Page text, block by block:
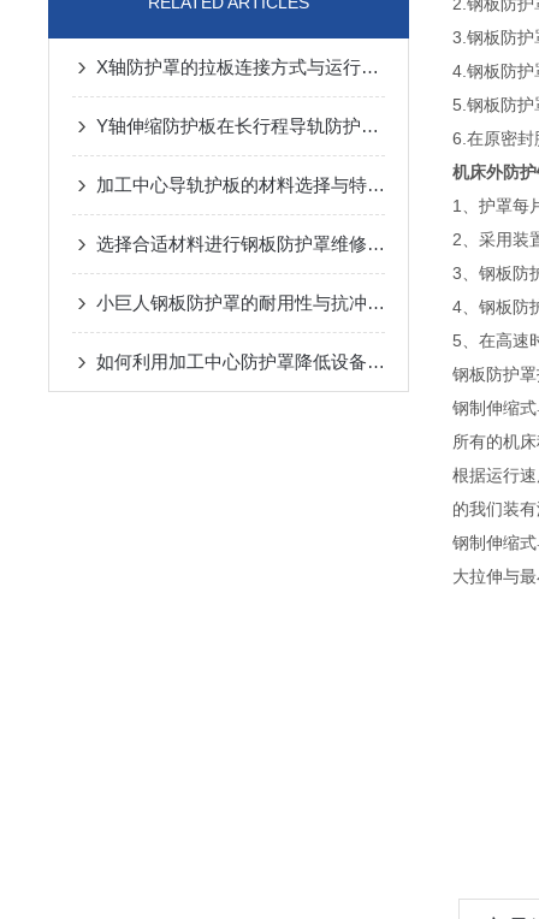
X轴防护罩的拉板连接方式与运行噪音控制
Y轴伸缩防护板在长行程导轨防护中的设计与应用
加工中心导轨护板的材料选择与特点说明
选择合适材料进行钢板防护罩维修与更换
小巨人钢板防护罩的耐用性与抗冲击性能分析
如何利用加工中心防护罩降低设备损耗？
3.钢板防护
4.钢板防护
5.钢板防护
6.在原密
机床外防
1、护罩每
2、采用装
3、钢板防
4、钢板防
5、在高速
钢板防护
钢制伸缩
所有的机
根据运行
的我们装
钢制伸缩
大拉伸与